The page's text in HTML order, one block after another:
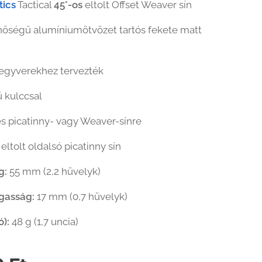
Tactical45°-os eltolt Offset Weaver sín
alumíniumötvözet tartós fekete matt
tervezték
kulccsal
picatinny- vagy Weaver-sínre
eltolt oldalsó picatinny sín
55 mm (2,2 hüvelyk)
17 mm (0,7 hüvelyk)
48 g (1,7 uncia)